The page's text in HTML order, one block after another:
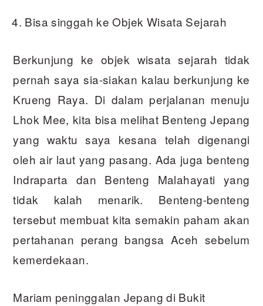
Bisa singgah ke Objek Wisata Sejarah
Berkunjung ke objek wisata sejarah tidak
pernah saya sia-siakan kalau berkunjung ke
Krueng Raya. Di dalam perjalanan menuju
Lhok Mee, kita bisa melihat Benteng Jepang
yang waktu saya kesana telah digenangi
oleh air laut yang pasang. Ada juga benteng
Indraparta dan Benteng Malahayati yang
tidak kalah menarik. Benteng-benteng
tersebut membuat kita semakin paham akan
pertahanan perang bangsa Aceh sebelum
kemerdekaan.
Mariam peninggalan Jepang di Bukit